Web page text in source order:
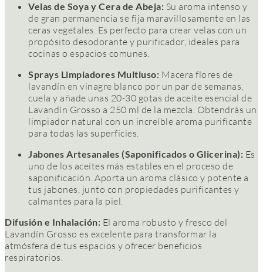
Velas de Soya y Cera de Abeja: Su aroma intenso y
de gran permanencia se fija maravillosamente en las
ceras vegetales. Es perfecto para crear velas con un
propósito desodorante y purificador, ideales para
cocinas o espacios comunes.
Sprays Limpiadores Multiuso: Macera flores de
lavandín en vinagre blanco por un par de semanas,
cuela y añade unas 20-30 gotas de aceite esencial de
Lavandín Grosso a 250 ml de la mezcla. Obtendrás un
limpiador natural con un increíble aroma purificante
para todas las superficies.
Jabones Artesanales (Saponificados o Glicerina): Es
uno de los aceites más estables en el proceso de
saponificación. Aporta un aroma clásico y potente a
tus jabones, junto con propiedades purificantes y
calmantes para la piel.
Difusión e Inhalación: El aroma robusto y fresco del
Lavandín Grosso es excelente para transformar la
atmósfera de tus espacios y ofrecer beneficios
respiratorios.